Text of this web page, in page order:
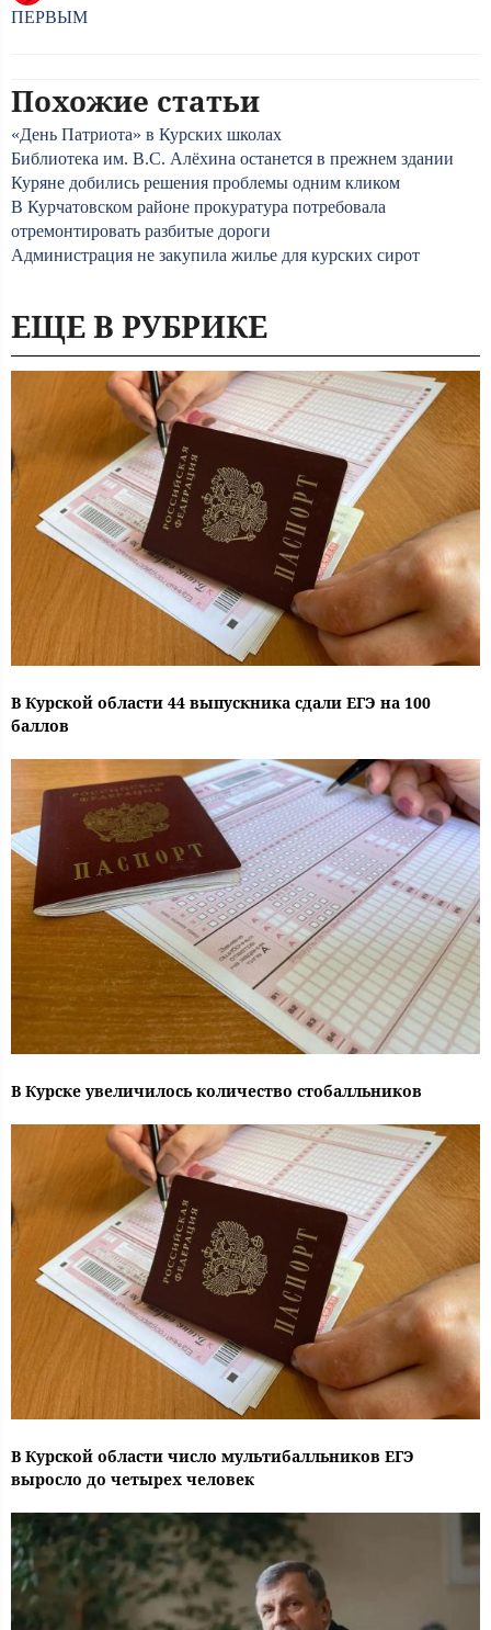
ПЕРВЫМ
Похожие статьи
«День Патриота» в Курских школах
Библиотека им. В.С. Алёхина останется в прежнем здании
Куряне добились решения проблемы одним кликом
В Курчатовском районе прокуратура потребовала
отремонтировать разбитые дороги
Администрация не закупила жилье для курских сирот
ЕЩЕ В РУБРИКЕ
В Курской области 44 выпускника сдали ЕГЭ на 100
баллов
В Курске увеличилось количество стобалльников
В Курской области число мультибалльников ЕГЭ
выросло до четырех человек